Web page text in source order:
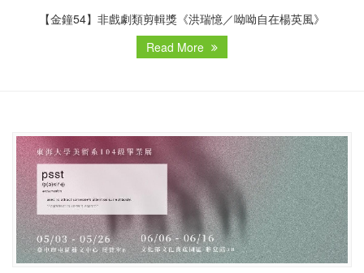
【金鐘54】非戲劇類剪輯獎《洪瑞憶／呦呦自在楊英風》
Read More